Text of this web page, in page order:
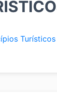
Turísticos